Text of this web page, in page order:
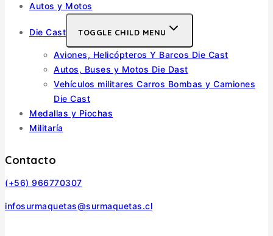
Autos y Motos
Die Cast TOGGLE CHILD MENU
Aviones, Helicópteros Y Barcos Die Cast
Autos, Buses y Motos Die Dast
Vehículos militares Carros Bombas y Camiones
Die Cast
Medallas y Piochas
Militaría
Contacto
(+56) 966770307
infosurmaquetas@surmaquetas.cl